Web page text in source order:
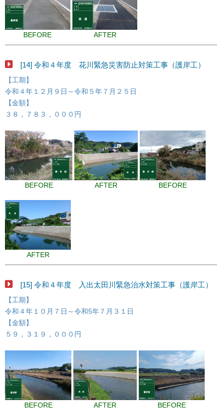
BEFORE AFTER
[14] 令和４年度 花川緊急災害防止対策工事（護岸工）
【工期】
令和４年１２月９日～令和５年７月２５日
【金額】
３８，７８３，０００円
BEFORE AFTER BEFORE
AFTER
[15] 令和４年度 入出太田川緊急治水対策工事（護岸工）
【工期】
令和４年１０月７日～令和5年７月３１日
【金額】
５９，３１９，０００円
BEFORE AFTER BEFORE